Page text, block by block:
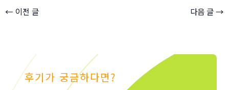
← 이전 글 다음 글→
후기가 궁금하다면?